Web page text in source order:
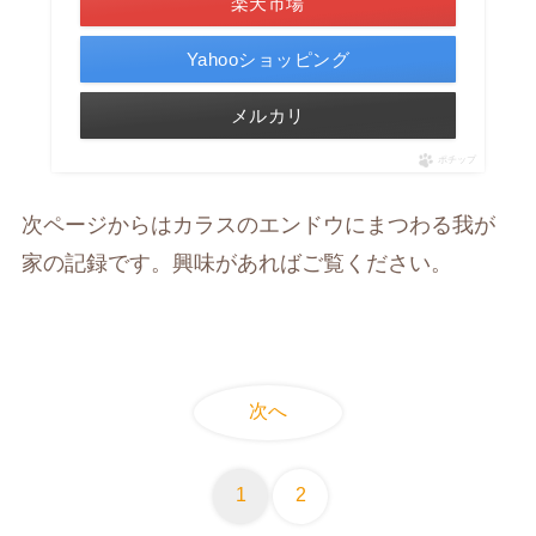
Yahooショッピング
メルカリ
ポチップ
次ページからはカラスのエンドウにまつわる我が
家の記録です。興味があればご覧ください。
次へ
1 2